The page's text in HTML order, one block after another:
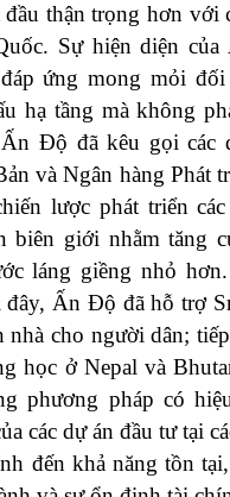
thận trọng hơn với
Sự hiện diện
ứng mong mỏi
hạ tầng mà không
Độ đã kêu gọi các
và Ngân hàng Phát
lược phát triển
biên giới nhằm tăng
láng giềng nhỏ
đây, Ấn Độ đã hỗ trợ
nhà cho người dân;
học ở Nepal và
phương pháp có
các dự án đầu tư tại
đến khả năng tồn